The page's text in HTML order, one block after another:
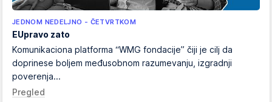
JEDNOM NEDELJNO - ČETVRTKOM
EUpravo zato
Komunikaciona platforma “WMG fondacije” čiji je cilj da
doprinese boljem međusobnom razumevanju, izgradnji
poverenja...
Pregled